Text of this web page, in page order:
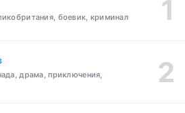
боевик, криминал
драма, приключения,